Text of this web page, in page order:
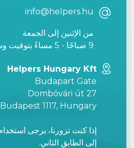
info@helpers.hu
من الإثنين إلى الجمعة
9 صباحًا - 5 مساءً بتوقيت وسط أوروبا
Helpers Hungary Kft
Budapart Gate
Dombóvári út 27
Budapest 1117, Hungary
إلى الطابق الثاني.